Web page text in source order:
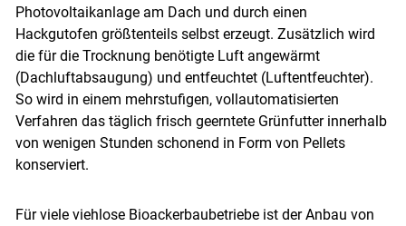
Photovoltaikanlage am Dach und durch einen
Hackgutofen größtenteils selbst erzeugt. Zusätzlich wird
die für die Trocknung benötigte Luft angewärmt
(Dachluftabsaugung) und entfeuchtet (Luftentfeuchter).
So wird in einem mehrstufigen, vollautomatisierten
Verfahren das täglich frisch geerntete Grünfutter innerhalb
von wenigen Stunden schonend in Form von Pellets
konserviert.
Für viele viehlose Bioackerbaubetriebe ist der Anbau von